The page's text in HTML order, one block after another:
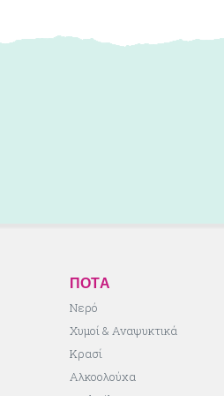
ΠΟΤA
Νερό
Χυμοί & Αναψυκτικά
Κρασί
Αλκοολούχα